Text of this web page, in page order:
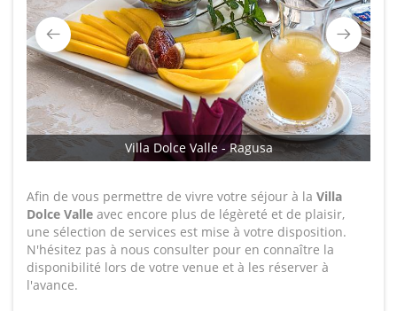
Villa Dolce Valle - Ragusa
Afin de vous permettre de vivre votre séjour à la Villa
Dolce Valle avec encore plus de légèreté et de plaisir,
une sélection de services est mise à votre disposition.
N'hésitez pas à nous consulter pour en connaître la
disponibilité lors de votre venue et à les réserver à
l'avance.